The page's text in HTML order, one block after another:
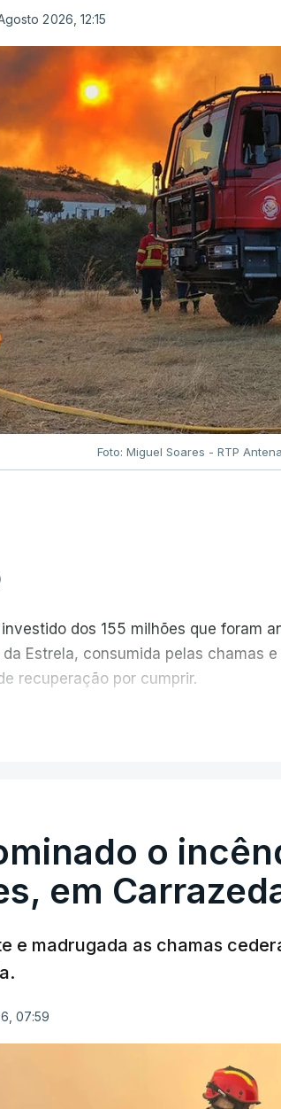
2026, 12:15
Foto: Miguel Soares - RTP
dos 155 milhões que foram
Estrela, consumida pelas chamas
recuperação por cumprir.
HTML5 MEDIA ELEMENT
o
em
e madrugada as chamas
07:59